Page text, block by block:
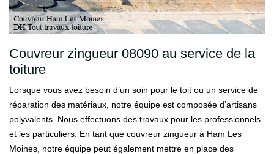
Couvreur zingueur 08090 au service de la
toiture
Lorsque vous avez besoin d’un soin pour le toit ou un service de
réparation des matériaux, notre équipe est composée d’artisans
polyvalents. Nous effectuons des travaux pour les professionnels
et les particuliers. En tant que couvreur zingueur à Ham Les
Moines, notre équipe peut également mettre en place des